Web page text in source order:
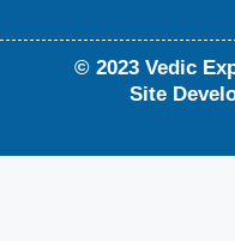
© 2023 Vedic
Site